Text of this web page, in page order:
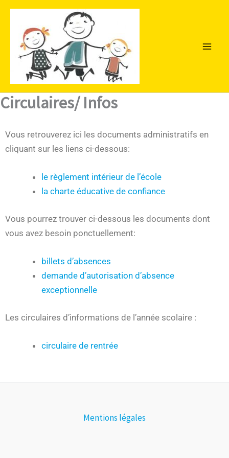
Aller
contenu
Circulaires/ Infos
Vous retrouverez ici les documents administratifs en
cliquant sur les liens ci-dessous:
le règlement intérieur de l’école
la charte éducative de confiance
Vous pourrez trouver ci-dessous les documents dont
vous avez besoin ponctuellement:
billets d’absences
demande d’autorisation d’absence
exceptionnelle
Les circulaires d’informations de l’année scolaire :
circulaire de rentrée
Mentions légales